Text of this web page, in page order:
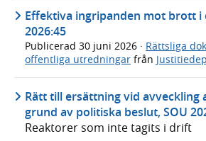
Effektiva ingripanden mot brott i
2026:45
Publicerad 30 juni 2026 · Rättsliga
offentliga utredningar från
Rätt till ersättning vid avveckling
grund av politiska beslut, SOU
Reaktorer som inte tagits i drift